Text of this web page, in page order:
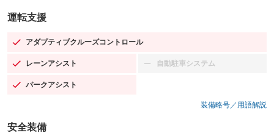
運転支援
アダプティブクルーズコントロール
：装備あり
レーンアシスト
：装備あり 自動駐車システム
：装備なし
パークアシスト
：装備あり
装備略号／用語解説
安全装備